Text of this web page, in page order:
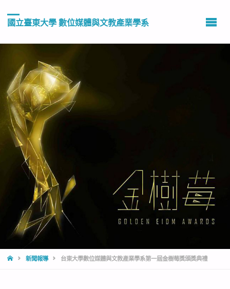
國立臺東大學 數位媒體與文教產業學系
HOME新聞報導 台東大學數位媒體與文教產業學系第一屆金樹莓獎頒獎典禮